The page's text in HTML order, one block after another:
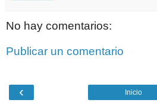
No hay comentarios:
Publicar un comentario
‹ Inicio